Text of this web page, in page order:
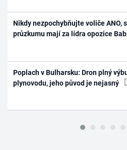
Nikdy nezpochybňujte voliče ANO,
průzkumu mají za lídra opozice
Poplach v Bulharsku: Dron plný
plynovodu, jeho původ je nejasný